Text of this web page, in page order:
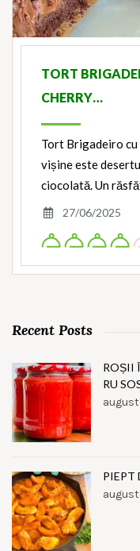
TORT
CHERRY…
Tort Brigadeiro
vișine este
ciocolată. Un
27/06/2025
Recent Posts
ROȘII
RU
PIEPT